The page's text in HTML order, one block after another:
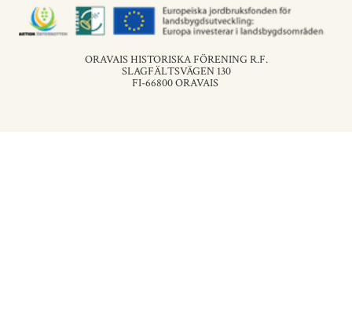
ORAVAIS HISTORISKA FÖRENING R.F.
SLAGFÄLTSVÄGEN 130
FI-66800 ORAVAIS